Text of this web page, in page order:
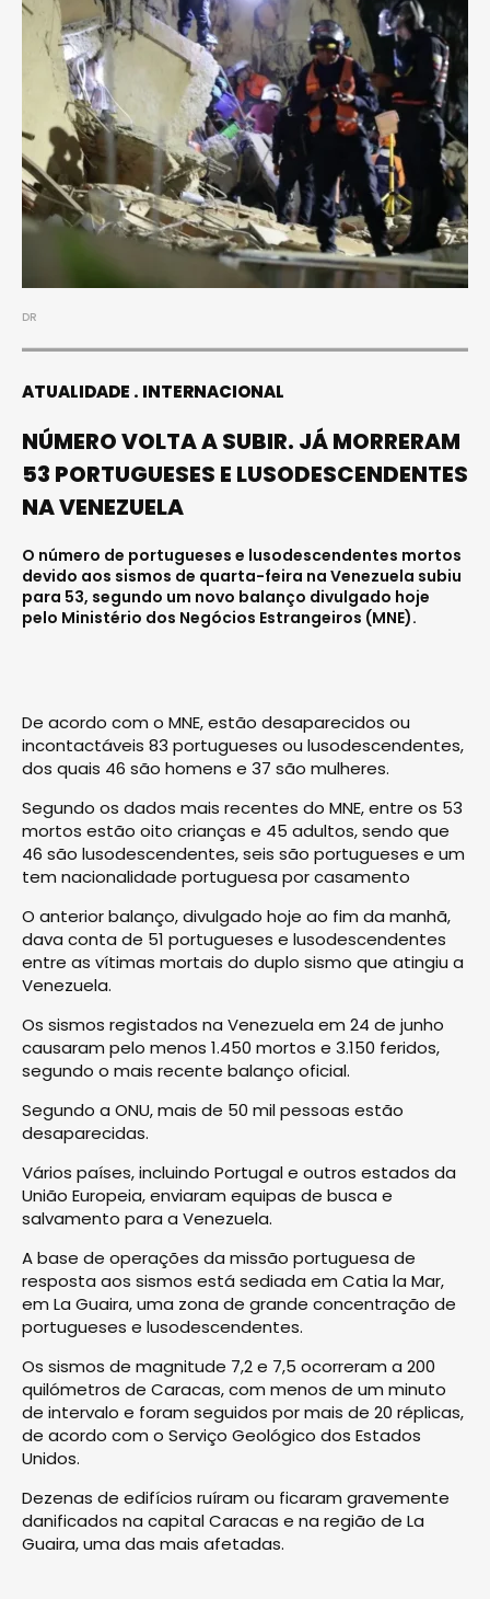
DR
ATUALIDADE INTERNACIONAL
NÚMERO VOLTA A SUBIR. JÁ MORRERAM
53 PORTUGUESES E LUSODESCENDENTES
NA VENEZUELA
O número de portugueses e lusodescendentes mortos
devido aos sismos de quarta-feira na Venezuela subiu
para 53, segundo um novo balanço divulgado hoje
pelo Ministério dos Negócios Estrangeiros (MNE).
De acordo com o MNE, estão desaparecidos ou
incontactáveis 83 portugueses ou lusodescendentes,
dos quais 46 são homens e 37 são mulheres.
Segundo os dados mais recentes do MNE, entre os 53
mortos estão oito crianças e 45 adultos, sendo que
46 são lusodescendentes, seis são portugueses e um
tem nacionalidade portuguesa por casamento
O anterior balanço, divulgado hoje ao fim da manhã,
dava conta de 51 portugueses e lusodescendentes
entre as vítimas mortais do duplo sismo que atingiu a
Venezuela.
Os sismos registados na Venezuela em 24 de junho
causaram pelo menos 1.450 mortos e 3.150 feridos,
segundo o mais recente balanço oficial.
Segundo a ONU, mais de 50 mil pessoas estão
desaparecidas.
Vários países, incluindo Portugal e outros estados da
União Europeia, enviaram equipas de busca e
salvamento para a Venezuela.
A base de operações da missão portuguesa de
resposta aos sismos está sediada em Catia la Mar,
em La Guaira, uma zona de grande concentração de
portugueses e lusodescendentes.
Os sismos de magnitude 7,2 e 7,5 ocorreram a 200
quilómetros de Caracas, com menos de um minuto
de intervalo e foram seguidos por mais de 20 réplicas,
de acordo com o Serviço Geológico dos Estados
Unidos.
Dezenas de edifícios ruíram ou ficaram gravemente
danificados na capital Caracas e na região de La
Guaira, uma das mais afetadas.